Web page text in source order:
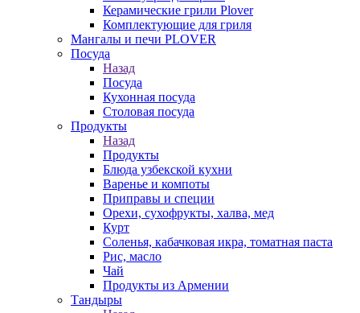
Керамические грили Plover
Комплектующие для гриля
Мангалы и печи PLOVER
Посуда
Назад
Посуда
Кухонная посуда
Столовая посуда
Продукты
Назад
Продукты
Блюда узбекской кухни
Варенье и компоты
Приправы и специи
Орехи, сухофрукты, халва, мед
Курт
Соленья, кабачковая икра, томатная паста
Рис, масло
Чай
Продукты из Армении
Тандыры